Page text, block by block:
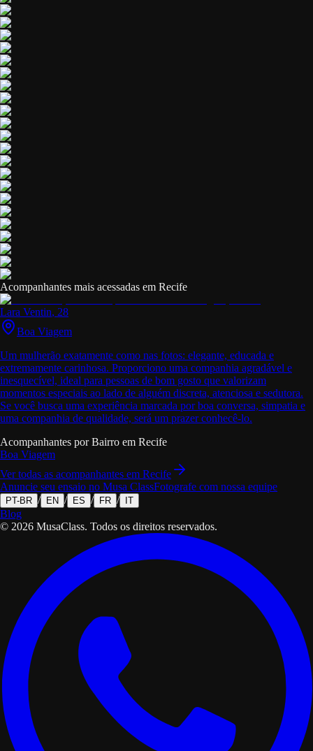
Acompanhantes mais acessadas em Recife
Lara Ventin, 28
Boa Viagem
Um mulherão exatamente como nas fotos: elegante, educada e
extremamente carinhosa. Proporciono uma companhia agradável e
inesquecível, ideal para pessoas de bom gosto que valorizam
momentos especiais ao lado de alguém discreta, atenciosa e sedutora.
Se você busca uma experiência marcada por boa conversa, simpatia e
uma companhia de qualidade, será um prazer conhecê-lo.
Acompanhantes por Bairro em Recife
Boa Viagem
Ver todas as acompanhantes em Recife
Anuncie seu ensaio no Musa ClassFotografe com nossa equipe
PT-BR / EN / ES / FR / IT
Blog
© 2026 MusaClass. Todos os direitos reservados.